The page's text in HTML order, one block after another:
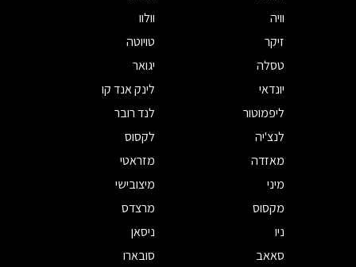
וויה
וולוו
זיקר
טויוטה
טסלה
יגואר
יונדאי
לינק אנד קו
ליפמוטור
לנד רובר
לנצ'יה
לקסוס
מאזדה
מזראטי
מיני
מיצובישי
מקסוס
מרצדס
ניו
ניסאן
סאאב
סובארו